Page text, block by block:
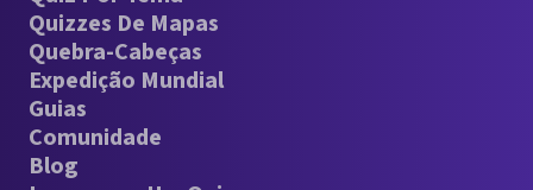
Quizzes De Mapas
Quebra-Cabeças
Expedição Mundial
Guias
Comunidade
Blog